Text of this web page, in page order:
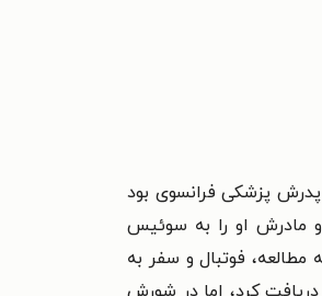
شد. پدرش پزشکی فرانسوی بود
و مادرش او را به سوئیس
فوتبال و سفر به